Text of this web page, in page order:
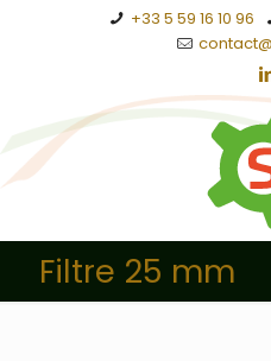
+33 5 59 16 10 96
Filtre 25 mm